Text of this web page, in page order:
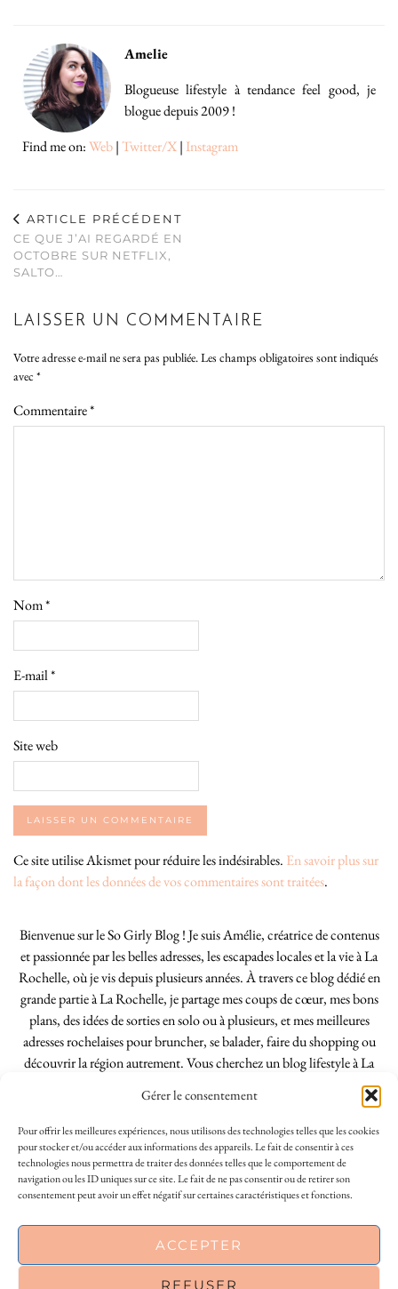
This site uses cookies to deliver its services
agree to its use of cookies. Learn more
Gérer le consentement
Pour offrir les meilleures expériences, nous utilisons des technologies telles que les cookies
pour stocker et/ou accéder aux informations des appareils. Le fait de consentir à ces
technologies nous permettra de traiter des données telles que le comportement de
navigation ou les ID uniques sur ce site. Le fait de ne pas consentir ou de retirer son
consentement peut avoir un effet négatif sur certaines caractéristiques et fonctions.
ACCEPTER
REFUSER
Amelie
Blogueuse lifestyle à tendance feel good, je
blogue depuis 2009 !
Find me on:Web|Twitter/X| Instagram
ARTICLE PRÉCÉDENT
CE QUE J’AI REGARDÉ EN
OCTOBRE SUR NETFLIX,
SALTO…
LAISSER UN COMMENTAIRE
Votre adresse e-mail ne sera pas publiée.Les champs obligatoires sont indiqués
avec *
Commentaire*
Nom*
E-mail*
Site web
Ce site utilise Akismet pour réduire les indésirables. En savoir plus sur
la façon dont les données de vos commentaires sont traitées.
Bienvenue sur le So Girly Blog ! Je suis Amélie, créatrice de contenus
et passionnée par les belles adresses, les escapades locales et la vie à La
Rochelle, où je vis depuis plusieurs années. À travers ce blog dédié en
grande partie à La Rochelle, je partage mes coups de cœur, mes bons
plans, des idées de sorties en solo ou à plusieurs, et mes meilleures
adresses rochelaises pour bruncher, se balader, faire du shopping ou
découvrir la région autrement. Vous cherchez un blog lifestyle à La
Rochelle, tenu par une locale ? Vous êtes au bon endroit. Que vous
soyez Rochelais·e ou de passage dans notre belle ville, j’espère que mes
articles vous aideront à profiter de La Rochelle comme un·e vrai·e
initié·e. !
FACEBOOK | 18200